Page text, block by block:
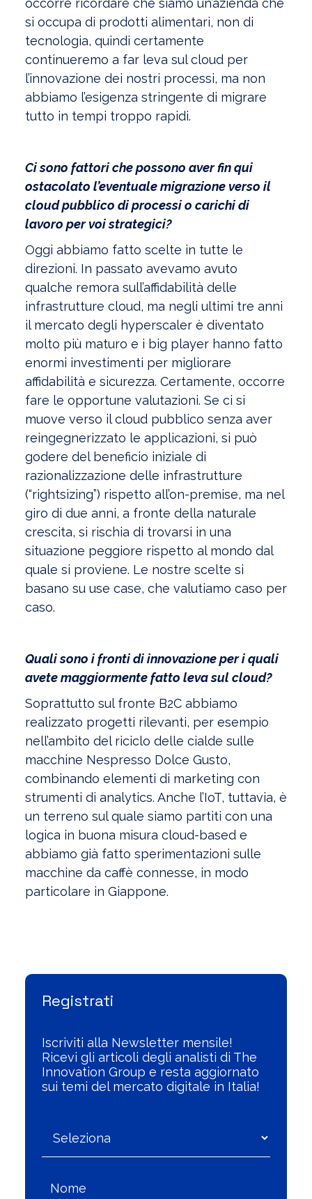
occorre ricordare che siamo un’azienda che
si occupa di prodotti alimentari, non di
tecnologia, quindi certamente
continueremo a far leva sul cloud per
l’innovazione dei nostri processi, ma non
abbiamo l’esigenza stringente di migrare
tutto in tempi troppo rapidi.
Ci sono fattori che possono aver fin qui
ostacolato l’eventuale migrazione verso il
cloud pubblico di processi o carichi di
lavoro per voi strategici?
Oggi abbiamo fatto scelte in tutte le
direzioni. In passato avevamo avuto
qualche remora sull’affidabilità delle
infrastrutture cloud, ma negli ultimi tre anni
il mercato degli hyperscaler è diventato
molto più maturo e i big player hanno fatto
enormi investimenti per migliorare
affidabilità e sicurezza. Certamente, occorre
fare le opportune valutazioni. Se ci si
muove verso il cloud pubblico senza aver
reingegnerizzato le applicazioni, si può
godere del beneficio iniziale di
razionalizzazione delle infrastrutture
(“rightsizing”) rispetto all’on-premise, ma nel
giro di due anni, a fronte della naturale
crescita, si rischia di trovarsi in una
situazione peggiore rispetto al mondo dal
quale si proviene. Le nostre scelte si
basano su use case, che valutiamo caso per
caso.
Quali sono i fronti di innovazione per i quali
avete maggiormente fatto leva sul cloud?
Soprattutto sul fronte B2C abbiamo
realizzato progetti rilevanti, per esempio
nell’ambito del riciclo delle cialde sulle
macchine Nespresso Dolce Gusto,
combinando elementi di marketing con
strumenti di analytics. Anche l’IoT, tuttavia, è
un terreno sul quale siamo partiti con una
logica in buona misura cloud-based e
abbiamo già fatto sperimentazioni sulle
macchine da caffè connesse, in modo
particolare in Giappone.
Registrati
Iscriviti alla Newsletter mensile!
Ricevi gli articoli degli analisti di The
Innovation Group e resta aggiornato
sui temi del mercato digitale in Italia!